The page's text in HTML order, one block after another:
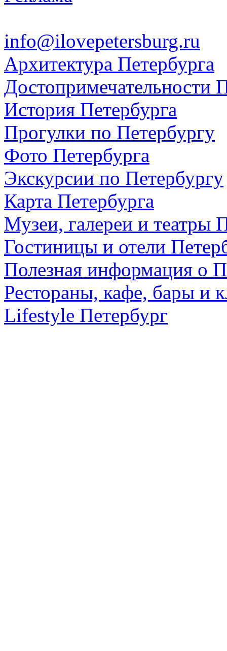
info@ilovepetersburg.ru
Архитектура Петербурга
Достопримечательности
История Петербурга
Прогулки по Петербургу
Фото Петербурга
Экскурсии по Петербургу
Карта Петербурга
Музеи, галереи и театры
Гостиницы и отели
Полезная информация о
Рестораны, кафе, бары и
Lifestyle Петербург